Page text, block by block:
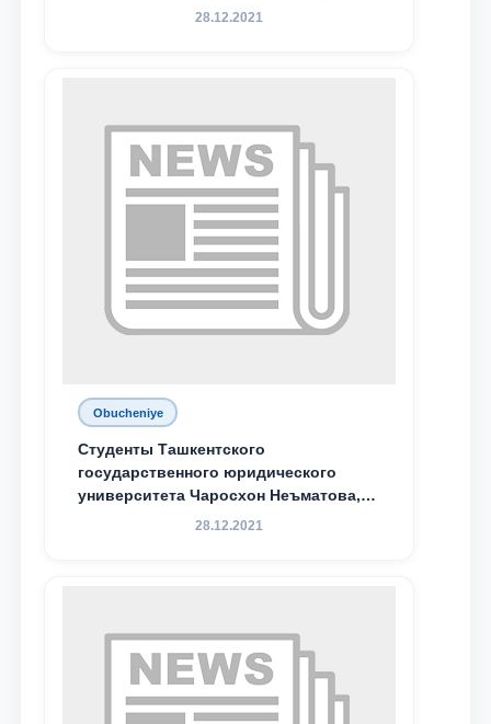
Родине и воспитанию молодого
28.12.2021
Obucheniye
Студенты Ташкентского
государственного юридического
университета Чаросхон Неъматова,
Севдо Хакимходжаева, Анбарой
специальной стипендии имени
Хадичи Сулеймановой.
28.12.2021